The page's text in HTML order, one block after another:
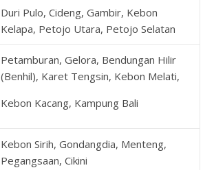
Duri Pulo, Cideng, Gambir, Kebon
Kelapa, Petojo Utara, Petojo Selatan
Petamburan, Gelora, Bendungan Hilir
(Benhil), Karet Tengsin, Kebon Melati,
Kebon Kacang, Kampung Bali
Kebon Sirih, Gondangdia, Menteng,
Pegangsaan, Cikini